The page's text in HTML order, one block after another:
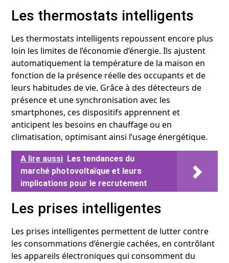
Les thermostats intelligents
Les thermostats intelligents repoussent encore plus
loin les limites de l’économie d’énergie. Ils ajustent
automatiquement la température de la maison en
fonction de la présence réelle des occupants et de
leurs habitudes de vie. Grâce à des détecteurs de
présence et une synchronisation avec les
smartphones, ces dispositifs apprennent et
anticipent les besoins en chauffage ou en
climatisation, optimisant ainsi l’usage énergétique.
A lire aussi Les tendances du
marché photovoltaïque et leurs
implications pour le recrutement
Les prises intelligentes
Les prises intelligentes permettent de lutter contre
les consommations d’énergie cachées, en contrôlant
les appareils électroniques qui consomment du